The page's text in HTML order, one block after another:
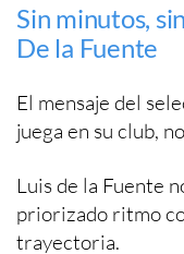
Sin minutos,
De la Fuente
El mensaje del
juega en su club,
Luis de la Fuente
priorizado ritmo
trayectoria.